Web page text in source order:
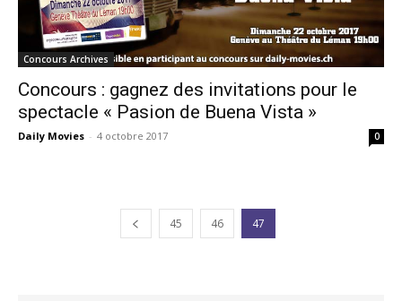
Concours Archives
Concours : gagnez des invitations pour le
spectacle « Pasion de Buena Vista »
Daily Movies - 4 octobre 2017 0
45 46 47